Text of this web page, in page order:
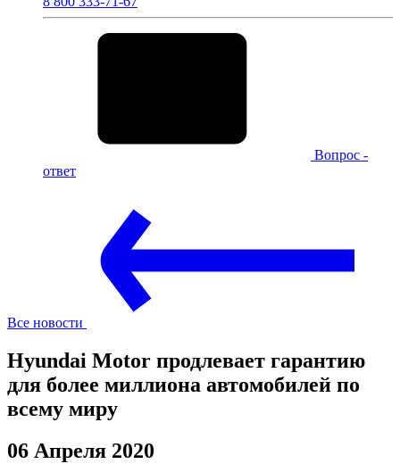
Вопрос -
ответ
Все новости
Hyundai Motor продлевает гарантию
для более миллиона автомобилей по
всему миру
06 Апреля 2020